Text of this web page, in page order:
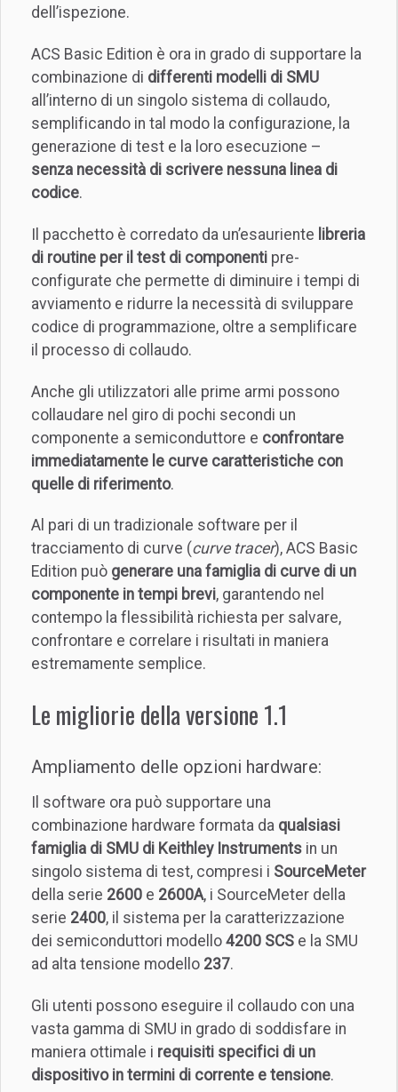
dell’ispezione.
ACS Basic Edition è ora in grado di supportare la
combinazione di differenti modelli di SMU
all’interno di un singolo sistema di collaudo,
semplificando in tal modo la configurazione, la
generazione di test e la loro esecuzione –
senza necessità di scrivere nessuna linea di
codice.
Il pacchetto è corredato da un’esauriente libreria
di routine per il test di componenti pre-
configurate che permette di diminuire i tempi di
avviamento e ridurre la necessità di sviluppare
codice di programmazione, oltre a semplificare
il processo di collaudo.
Anche gli utilizzatori alle prime armi possono
collaudare nel giro di pochi secondi un
componente a semiconduttore e confrontare
immediatamente le curve caratteristiche con
quelle di riferimento.
Al pari di un tradizionale software per il
tracciamento di curve (curve tracer), ACS Basic
Edition può generare una famiglia di curve di un
componente in tempi brevi, garantendo nel
contempo la flessibilità richiesta per salvare,
confrontare e correlare i risultati in maniera
estremamente semplice.
Le migliorie della versione 1.1
Ampliamento delle opzioni hardware:
Il software ora può supportare una
combinazione hardware formata da qualsiasi
famiglia di SMU di Keithley Instruments in un
singolo sistema di test, compresi i SourceMeter
della serie 2600 e 2600A, i SourceMeter della
serie 2400, il sistema per la caratterizzazione
dei semiconduttori modello 4200 SCS e la SMU
ad alta tensione modello 237.
Gli utenti possono eseguire il collaudo con una
vasta gamma di SMU in grado di soddisfare in
maniera ottimale i requisiti specifici di un
dispositivo in termini di corrente e tensione.